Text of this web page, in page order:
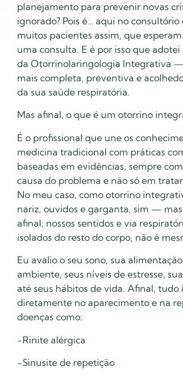
planejamento para prevenir novas
ignorado? Pois é… aqui no consultório
muitos pacientes assim, que
uma consulta. E é por isso que
da Otorrinolaringologia Integrativa
mais completa, preventiva e
da sua saúde respiratória.
Mas afinal, o que é um otorrino
É o profissional que une os
medicina tradicional com práticas
baseadas em evidências, sempre
causa do problema e não só em
No meu caso, como otorrino
nariz, ouvidos e garganta, sim —
afinal, nossos sentidos e via
isolados do resto do corpo, não é
Eu avalio o seu sono, sua
ambiente, seus níveis de estresse,
até seus hábitos de vida. Afinal, tudo
diretamente no aparecimento e na
doenças como:
-Rinite alérgica
-Sinusite de repetição